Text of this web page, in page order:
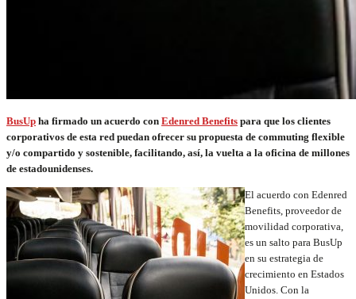
BusUp ha firmado un acuerdo con Edenred Benefits para que los clientes
corporativos de esta red puedan ofrecer su propuesta de commuting flexible
y/o compartido y sostenible, facilitando, así, la vuelta a la oficina de millones
de estadounidenses.
El acuerdo con Edenred
Benefits, proveedor de
movilidad corporativa,
es un salto para BusUp
en su estrategia de
crecimiento en Estados
Unidos. Con la